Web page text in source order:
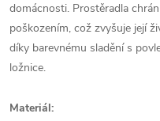
domácnosti. Prostěradla
poškozením, což zvyšuje její
díky barevnému sladění s
ložnice.
Materiál: